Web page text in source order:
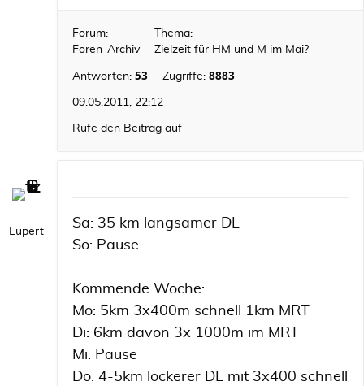
Forum:
Foren-Archiv
Thema:
Zielzeit für HM und M im Mai?
Antworten: 53 Zugriffe: 8883
09.05.2011, 22:12
Rufe den Beitrag auf
Lupert
Sa: 35 km langsamer DL
So: Pause
Kommende Woche:
Mo: 5km 3x400m schnell 1km MRT
Di: 6km davon 3x 1000m im MRT
Mi: Pause
Do: 4-5km lockerer DL mit 3x400 schnell